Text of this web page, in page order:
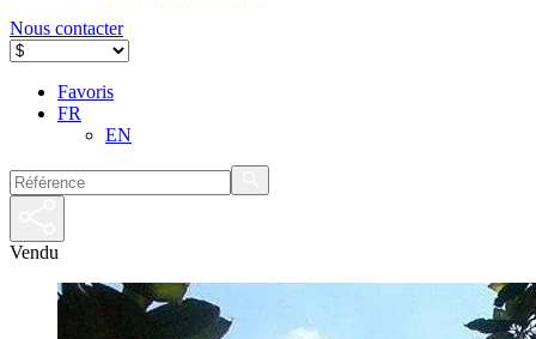
Nous contacter
Favoris
FR
EN
Vendu